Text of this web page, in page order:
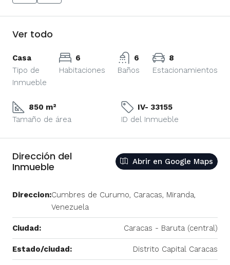
Ver todo
Casa
Tipo de
Inmueble
6
Habitaciones
6
Baños
8
Estacionamientos
850 m²
Tamaño de área
IV- 33155
ID del Inmueble
Dirección del
Inmueble
Abrir en Google Maps
Direccion:Cumbres de Curumo, Caracas, Miranda,
Venezuela
Ciudad: Caracas - Baruta (central)
Estado/ciudad: Distrito Capital Caracas